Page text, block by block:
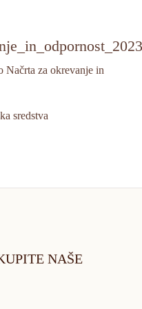
Načrta za okrevanje in
sredstva
NAŠE